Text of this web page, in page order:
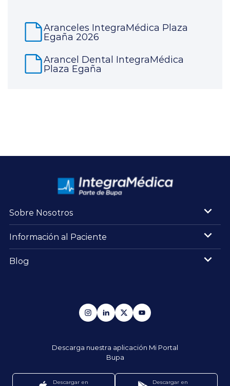
Aranceles IntegraMédica Plaza
Egaña 2026
Arancel Dental IntegraMédica
Plaza Egaña
Sobre Nosotros
Información al Paciente
Blog
Descarga nuestra aplicación Mi Portal
Bupa
Descargar en Descargar en